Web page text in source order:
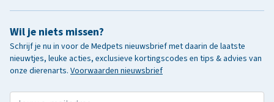
Wil je niets missen?
Schrijf je nu in voor de Medpets nieuwsbrief met daarin de laatste
nieuwtjes, leuke acties, exclusieve kortingscodes en tips & advies van
onze dierenarts. Voorwaarden nieuwsbrief